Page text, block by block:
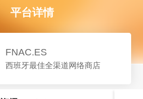
平台详情
FNAC.ES
西班牙最佳全渠道网络商店